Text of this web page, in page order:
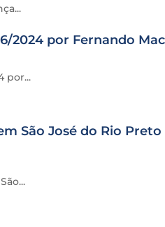
2024 por Fernando
por...
São José do Rio